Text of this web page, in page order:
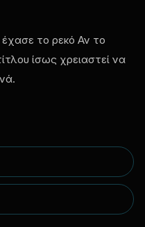
το ρεκό Αν το
ίσως χρειαστεί να